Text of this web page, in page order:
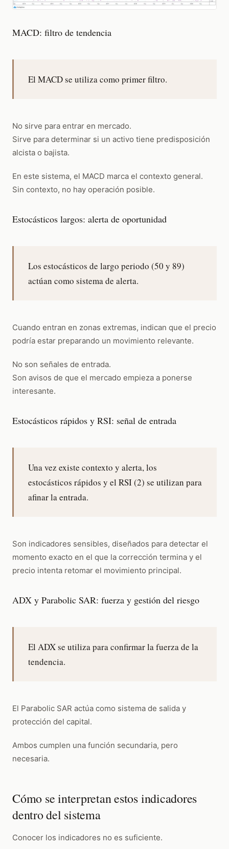
MACD: filtro de tendencia
El MACD se utiliza como primer filtro.
No sirve para entrar en mercado.
Sirve para determinar si un activo tiene predisposición
alcista o bajista.
En este sistema, el MACD marca el contexto general.
Sin contexto, no hay operación posible.
Estocásticos largos: alerta de oportunidad
Los estocásticos de largo periodo (50 y 89)
actúan como sistema de alerta.
Cuando entran en zonas extremas, indican que el precio
podría estar preparando un movimiento relevante.
No son señales de entrada.
Son avisos de que el mercado empieza a ponerse
interesante.
Estocásticos rápidos y RSI: señal de entrada
Una vez existe contexto y alerta, los
estocásticos rápidos y el RSI (2) se utilizan para
afinar la entrada.
Son indicadores sensibles, diseñados para detectar el
momento exacto en el que la corrección termina y el
precio intenta retomar el movimiento principal.
ADX y Parabolic SAR: fuerza y gestión del riesgo
El ADX se utiliza para confirmar la fuerza de la
tendencia.
El Parabolic SAR actúa como sistema de salida y
protección del capital.
Ambos cumplen una función secundaria, pero
necesaria.
Cómo se interpretan estos indicadores
dentro del sistema
Conocer los indicadores no es suficiente.